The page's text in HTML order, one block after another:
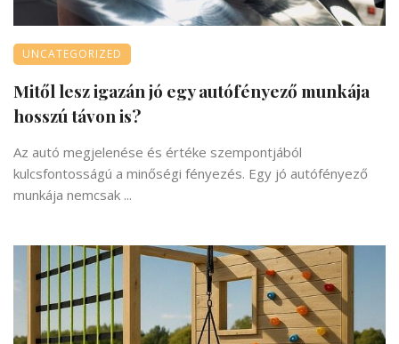
UNCATEGORIZED
Mitől lesz igazán jó egy autófényező munkája
hosszú távon is?
Az autó megjelenése és értéke szempontjából
kulcsfontosságú a minőségi fényezés. Egy jó autófényező
munkája nemcsak ...